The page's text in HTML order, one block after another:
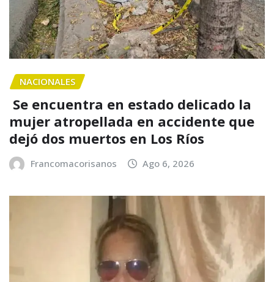
NACIONALES
Se encuentra en estado delicado la
mujer atropellada en accidente que
dejó dos muertos en Los Ríos
Francomacorisanos Ago 6, 2026